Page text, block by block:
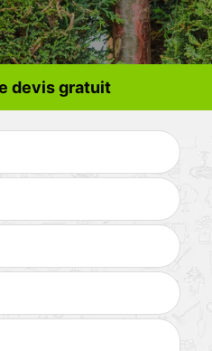
devis gratuit